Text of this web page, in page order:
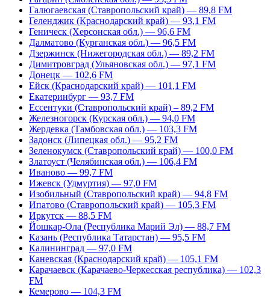
Галюгаевская (Ставропольский край) — 89,8 FM
Геленджик (Краснодарский край) — 93,1 FM
Геническ (Херсонская обл.) — 96,6 FM
Далматово (Курганская обл.) — 96,5 FM
Дзержинск (Нижегородская обл.) — 89,2 FM
Димитровград (Ульяновская обл.) — 97,1 FM
Донецк — 102,6 FM
Ейск (Краснодарский край) — 101,1 FM
Екатеринбург — 93,7 FM
Ессентуки (Ставропольский край) – 89,2 FM
Железногорск (Курская обл.) — 94,0 FM
Жердевка (Тамбовская обл.) — 103,3 FM
Задонск (Липецкая обл.) — 95,2 FM
Зеленокумск (Ставропольский край) — 100,0 FM
Златоуст (Челябинская обл.) — 106,4 FM
Иваново — 99,7 FM
Ижевск (Удмуртия) — 97,0 FM
Изобильный (Ставропольский край) — 94,8 FM
Ипатово (Ставропольский край) — 105,3 FM
Иркутск — 88,5 FM
Йошкар-Ола (Республика Марий Эл) — 88,7 FM
Казань (Республика Татарстан) — 95,5 FM
Калининград — 97,0 FM
Каневская (Краснодарский край) — 105,1 FM
Карачаевск (Карачаево-Черкесская республика) — 102,3
FM
Кемерово — 104,3 FM